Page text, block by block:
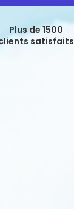
Plus de 1500
satisfaits